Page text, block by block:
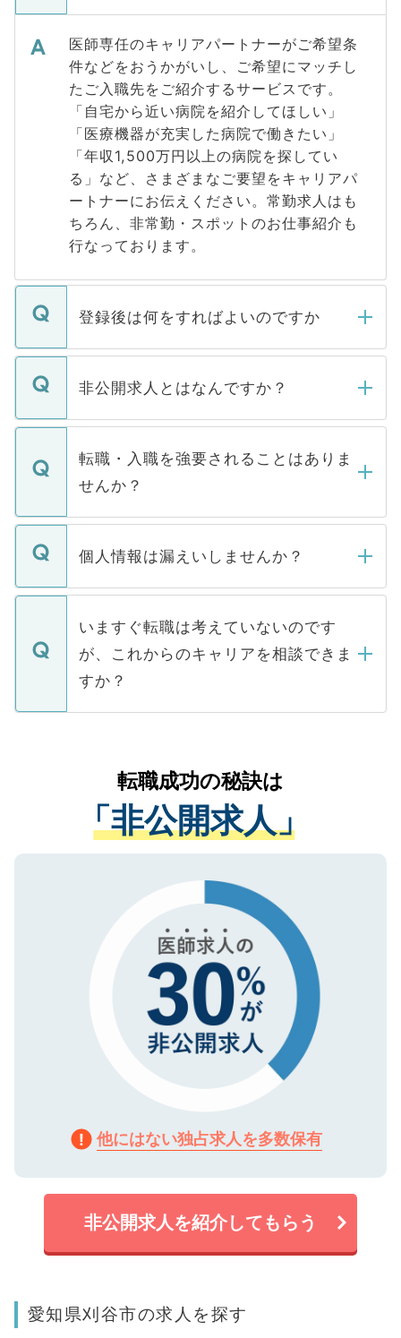
医師専任のキャリアパートナーがご希望条
件などをおうかがいし、ご希望にマッチし
たご入職先をご紹介するサービスです。
「自宅から近い病院を紹介してほしい」
「医療機器が充実した病院で働きたい」
「年収1,500万円以上の病院を探してい
る」など、さまざまなご要望をキャリアパ
ートナーにお伝えください。常勤求人はも
ちろん、非常勤・スポットのお仕事紹介も
行なっております。
登録後は何をすればよいのですか
ご登録いただきましたら、弊社担当者がご
登録内容を確認し、その後メールもしくは
ます。通常、5営業日以内にはご連絡をせて
いただきますので、しばらくお待ちくださ
い。
非公開求人とはなんですか？
マイナビDOCTORで取り扱っている求人の
うち約3割は、Webサイトからご覧いただ
けない「非公開求人」です。非公開求人は
下記の理由によって、一般には公開してい
ません。
■応募殺到を避けるため 人気のある医療機
関を公にしてしまうと、応募が殺到する場
に、医療機関が求める条件に合った人材の
みを人材紹介会社に依頼するケースが増え
ています。
転職・入職を強要されることはありま
せんか？
転職・入職を強要することは一切ありませ
ん。また、仮に応募先から内定をいただい
定を承諾する必要はありません。内定先へ
の辞退の連絡はキャリアパートナーが行い
ますので、ご安心ください。
個人情報は漏えいしませんか？
個人情報が漏えいすることはありませんの
で、ご安心ください。当サイトからの登録
などで収集したご登録者様の個人情報は、
ご本人のキャリアアップおよび転職活動の
支援を目的に使用いたします。お預かりし
ているすべての個人データはご本人の許可
は、個人情報の取り扱いについての厳密な
管理基準を満たした事業者のみに付与され
る、プライバシーマークを取得済みです。
ご登録いただいた個人情報は、SSL（デー
で、機密保持に関してもご安心ください。
いますぐ転職は考えていないのです
が、これからのキャリアを相談できま
すか？
かがいして、現在の医療機関の状況や紹介
経験をまじえながら、適切なアドバイスを
させていただきます。すぐにご転職をされ
ない方には、長期的なサポートが可能です
ので、まずはご登録ください。
転職成功の秘訣は
「非公開求人」
他にはない独占求人を多数保有
非公開求人を紹介してもらう
愛知県刈谷市の求人を探す